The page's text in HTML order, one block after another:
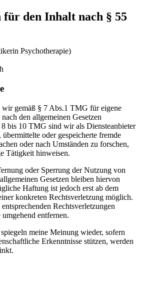
den Inhalt nach § 55
Psychotherapie)
wir gemäß § 7 Abs.1 TMG für eigene
den allgemeinen Gesetzen
bis 10 TMG sind wir als Diensteanbieter
oder gespeicherte fremde
oder nach Umständen zu forschen,
Tätigkeit hinweisen.
oder Sperrung der Nutzung von
Gesetzen bleiben hiervon
Haftung ist jedoch erst ab dem
konkreten Rechtsverletzung möglich.
Rechtsverletzungen
entfernen.
meine Meinung wieder, sofern
Erkenntnisse stützen, werden